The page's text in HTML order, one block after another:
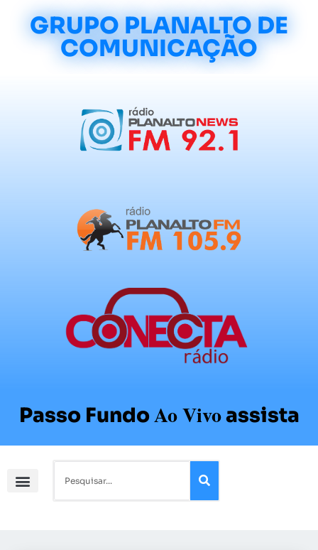
GRUPO PLANALTO DE
COMUNICAÇÃO
Passo FundoAo Vivoassista